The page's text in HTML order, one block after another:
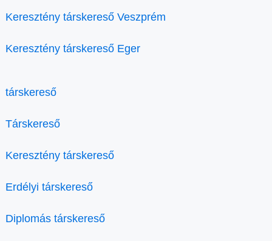
Keresztény társkereső Veszprém
Keresztény társkereső Eger
társkereső
Társkereső
Keresztény társkereső
Erdélyi társkereső
Diplomás társkereső